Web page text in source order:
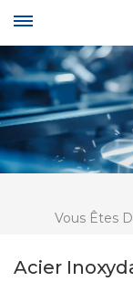
Vous Êtes
Acier